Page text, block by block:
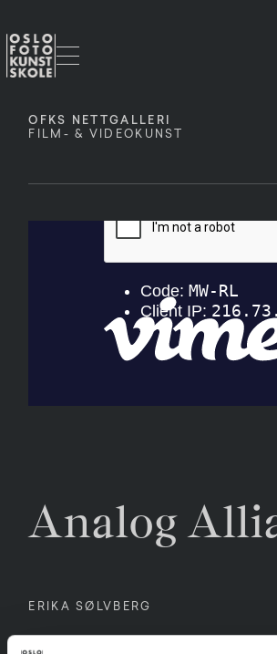
OFKS NETTGALLERI
FILM- & VIDEOKUNST
Analog
ERIKA SØLVBERG